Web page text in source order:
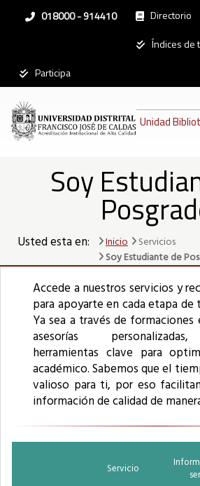
Linea
018000 - 914410 Directorio
Índices de
Participa
Unidad
Soy
Mostrar
registros
Buscar:
Cumplidos
(Plataforma
Alimentario
Asamblea
virtuales -
PlanesTIC
virtuales
Posgrado
Usted esta en: Inicio
Servicios
Soy Estudiante de
Accede a nuestros servicios y
para apoyarte en cada etapa
Ya sea a través de formaciones
asesorías
herramientas clave para
académico. Sabemos que el
valioso para ti, por eso
información de calidad de
Servicio